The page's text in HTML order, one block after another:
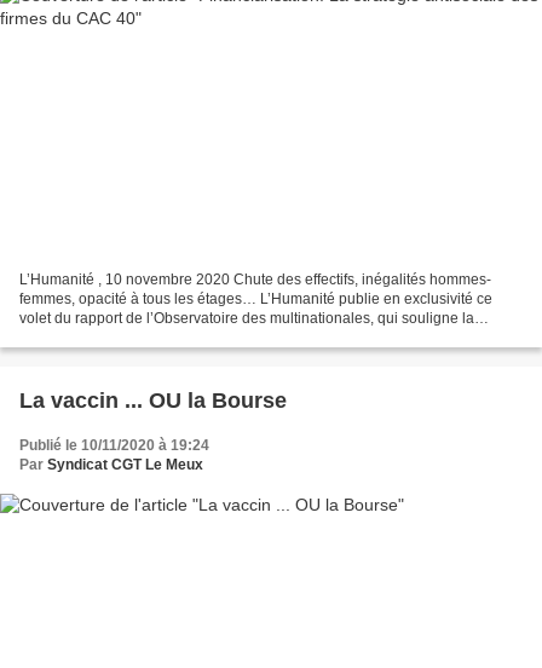
L’Humanité , 10 novembre 2020 Chute des effectifs, inégalités hommes-
femmes, opacité à tous les étages… L’Humanité publie en exclusivité ce
volet du rapport de l’Observatoire des multinationales, qui souligne la
La vaccin ... OU la Bourse
Publié le 10/11/2020 à 19:24
Par Syndicat CGT Le Meux